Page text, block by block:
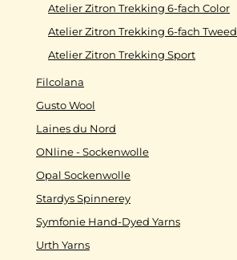
Atelier Zitron Trekking 6-fach Color
Atelier Zitron Trekking 6-fach Tweed
Atelier Zitron Trekking Sport
Filcolana
Gusto Wool
Laines du Nord
ONline - Sockenwolle
Opal Sockenwolle
Stardys Spinnerey
Symfonie Hand-Dyed Yarns
Urth Yarns